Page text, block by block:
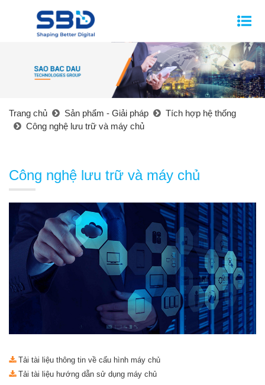
Trang chủ Sản phẩm - Giải pháp
Tích hợp hệ thống
Công nghệ lưu trữ và máy chủ
Công nghệ lưu trữ và máy chủ
Tải tài liệu thông tin về cấu hình máy chủ
Tải tài liệu hướng dẫn sử dụng máy chủ